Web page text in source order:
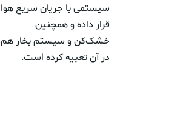
سیستمی با جریان سریع هوا
قرار داده و همچنین
خشک‌کن و سیستم بخار هم
در آن تعبیه کرده است.